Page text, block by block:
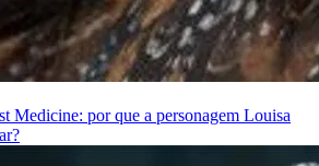
Medicine: por que a personagem Louisa